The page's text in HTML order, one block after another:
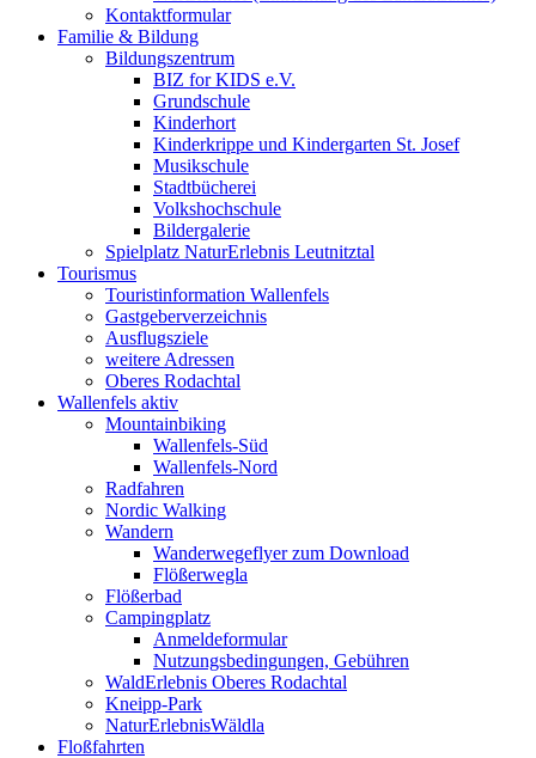
Kontaktformular
Familie & Bildung
Bildungszentrum
BIZ for KIDS e.V.
Grundschule
Kinderhort
Kinderkrippe und Kindergarten St. Josef
Musikschule
Stadtbücherei
Volkshochschule
Bildergalerie
Spielplatz NaturErlebnis Leutnitztal
Tourismus
Touristinformation Wallenfels
Gastgeberverzeichnis
Ausflugsziele
weitere Adressen
Oberes Rodachtal
Wallenfels aktiv
Mountainbiking
Wallenfels-Süd
Wallenfels-Nord
Radfahren
Nordic Walking
Wandern
Wanderwegeflyer zum Download
Flößerwegla
Flößerbad
Campingplatz
Anmeldeformular
Nutzungsbedingungen, Gebühren
WaldErlebnis Oberes Rodachtal
Kneipp-Park
NaturErlebnisWäldla
Floßfahrten